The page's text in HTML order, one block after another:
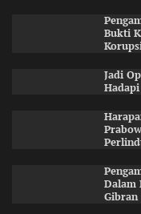
Bukti
Jadi
Dalam
Gibran